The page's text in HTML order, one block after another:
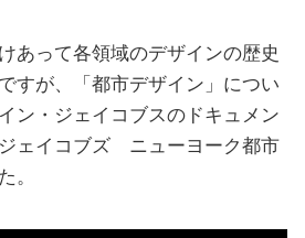
あって各領域のデザインの歴史
すが、「都市デザイン」につい
ン・ジェイコブスのドキュメン
ェイコブズ ニューヨーク都市
。